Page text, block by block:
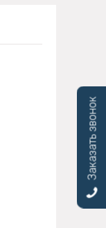
Заказать звонок